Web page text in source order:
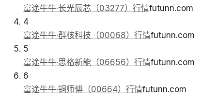
富途牛牛·长光辰芯（03277）行情futunn.com
4
富途牛牛·群核科技（00068）行情futunn.com
5
富途牛牛·思格新能（06656）行情futunn.com
6
富途牛牛·铜师傅（00664）行情futunn.com